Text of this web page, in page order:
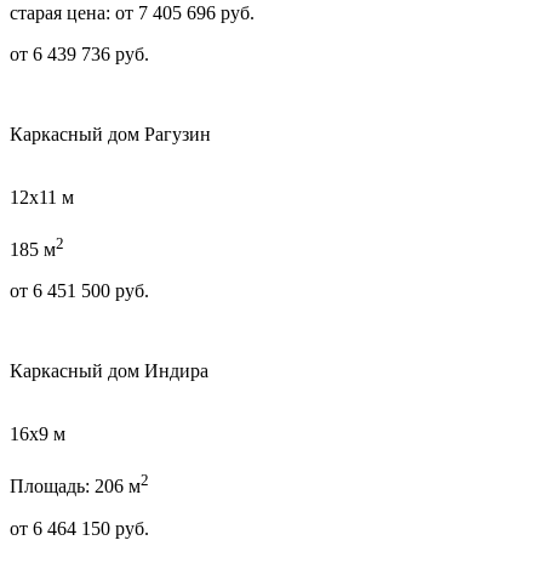
старая цена: от 7 405 696 руб.
от 6 439 736 руб.
Каркасный дом Рагузин
12х11 м
185 м2
от 6 451 500 руб.
Каркасный дом Индира
16х9 м
Площадь: 206 м2
от 6 464 150 руб.